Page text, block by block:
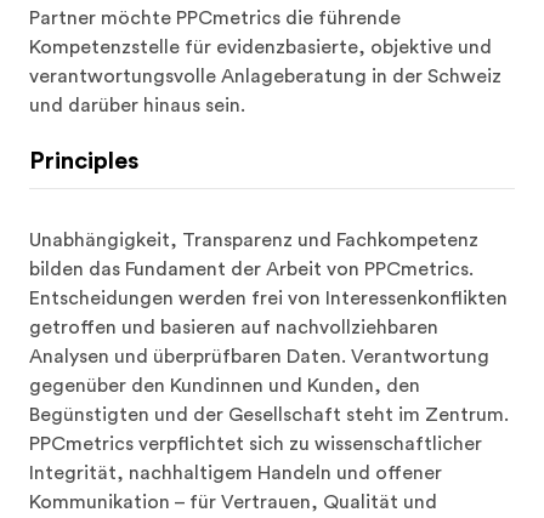
Partner möchte PPCmetrics die führende
Kompetenzstelle für evidenzbasierte, objektive und
verantwortungsvolle Anlageberatung in der Schweiz
und darüber hinaus sein.
Principles
Unabhängigkeit, Transparenz und Fachkompetenz
bilden das Fundament der Arbeit von PPCmetrics.
Entscheidungen werden frei von Interessenkonflikten
getroffen und basieren auf nachvollziehbaren
Analysen und überprüfbaren Daten. Verantwortung
gegenüber den Kundinnen und Kunden, den
Begünstigten und der Gesellschaft steht im Zentrum.
PPCmetrics verpflichtet sich zu wissenschaftlicher
Integrität, nachhaltigem Handeln und offener
Kommunikation – für Vertrauen, Qualität und